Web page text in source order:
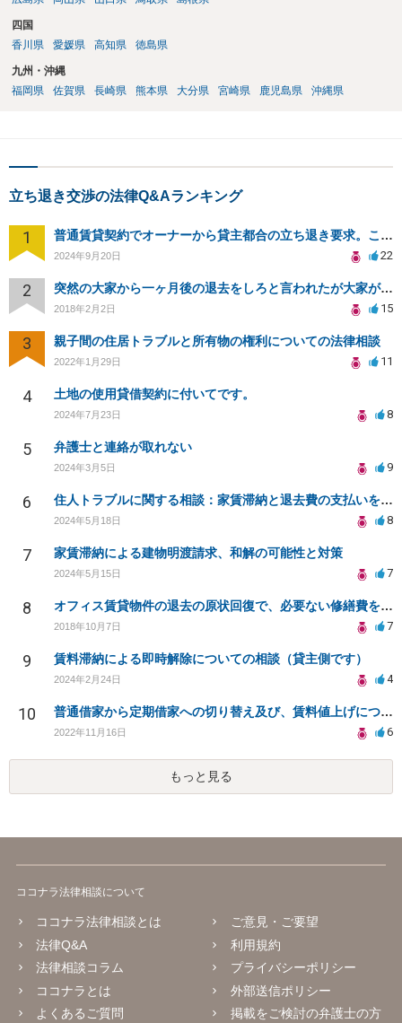
四国
香川県
愛媛県 高知県 徳島県
九州・沖縄
福岡県
佐賀県 長崎県 熊本県 大分県 宮崎県 鹿児島県 沖縄県
立ち退き交渉の法律Q&Aランキング
1 普通賃貸契約でオーナーから貸主都合の立ち退き要求。このまま住み続けるには？
2024年9月20日 22
2 突然の大家から一ヶ月後の退去をしろと言われたが大家が損害請求に応じない
2018年2月2日 15
3 親子間の住居トラブルと所有物の権利についての法律相談
2022年1月29日 11
4 土地の使用貸借契約に付いてです。
2024年7月23日 8
5 弁護士と連絡が取れない
2024年3月5日 9
6 住人トラブルに関する相談：家賃滞納と退去費の支払いを拒否され、管理鍵の横領も発生
2024年5月18日 8
7 家賃滞納による建物明渡請求、和解の可能性と対策
2024年5月15日 7
8 オフィス賃貸物件の退去の原状回復で、必要ない修繕費を請求されている
2018年10月7日 7
9 賃料滞納による即時解除についての相談（貸主側です）
2024年2月24日 4
10 普通借家から定期借家への切り替え及び、賃料値上げについて
2022年11月16日 6
もっと見る
ココナラ法律相談について
ココナラ法律相談とは
法律Q&A
法律相談コラム
ココナラとは
よくあるご質問
ご意見・ご要望
利用規約
プライバシーポリシー
外部送信ポリシー
掲載をご検討の弁護士の方